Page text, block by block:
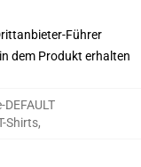
Führer
dem Produkt erhalten
Shirts,